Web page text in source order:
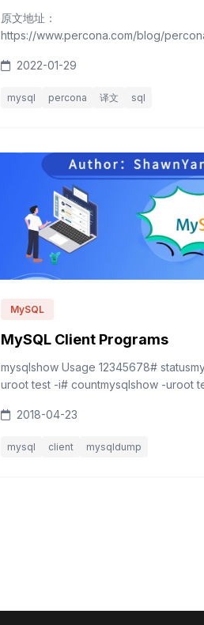
原文地址：
https://www.percona.com/blog/
Smirnova 译文 在Percona支持团队，我们每周花几
有直接关系。 我们最近一次的实验是关于
2022-01-29
mysql percona 译文 sql
MySQL
MySQL Client Programs
mysqlshow Usage 12345678# statusmysqlshow -
uroot test -i# countmysqlshow -uroot
mysqldump 12345# tablemysqldump -
2018-04-23
mysql client mysqldump